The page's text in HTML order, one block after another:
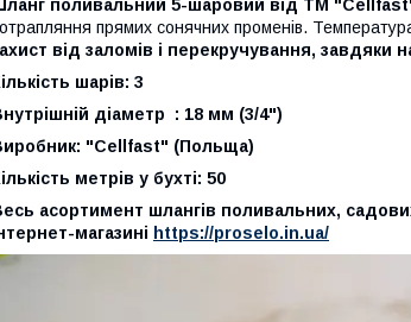
поливальний 5-шаровий від TM
прямих сонячних променів.
від заломів і перекручування,
шарів: 3
діаметр : 18 мм (3/4")
"Cellfast" (Польща)
метрів у бухті: 50
асортимент шлангів поливальних,
магазині https://proselo.in.ua/